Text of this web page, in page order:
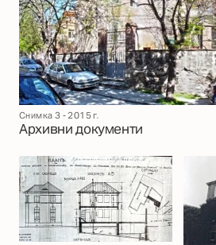
Снимка 3 - 2015 г.
Архивни документи